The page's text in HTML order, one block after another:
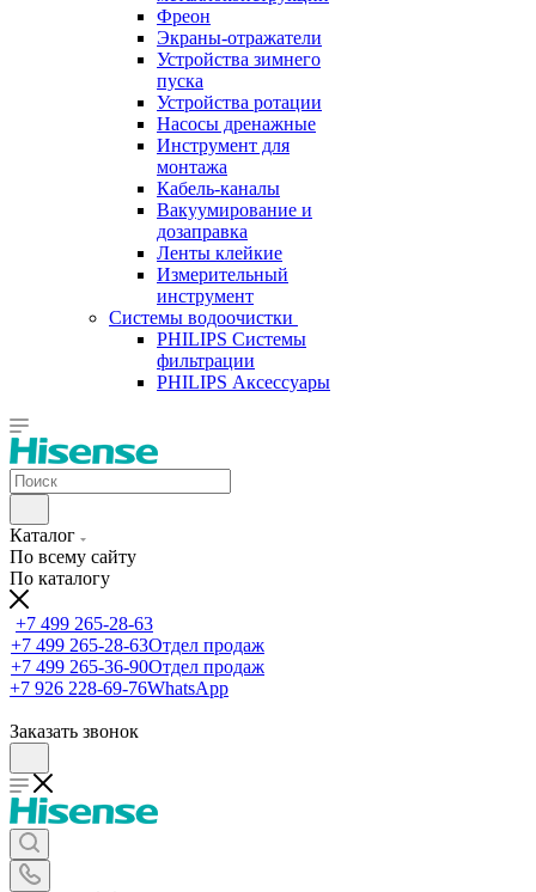
Фреон
Экраны-отражатели
Устройства зимнего
пуска
Устройства ротации
Насосы дренажные
Инструмент для
монтажа
Кабель-каналы
Вакуумирование и
дозаправка
Ленты клейкие
Измерительный
инструмент
Системы водоочистки
PHILIPS Системы
фильтрации
PHILIPS Аксессуары
Каталог
По всему сайту
По каталогу
+7 499 265-28-63
+7 499 265-28-63Отдел продаж
+7 499 265-36-90Отдел продаж
+7 926 228-69-76WhatsApp
Заказать звонок